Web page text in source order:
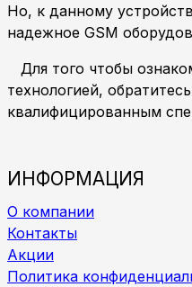
Но, к данному
надежное GSM
Для того чтобы
технологией,
квалифицированным
ИНФОРМАЦИЯ
О компании
Контакты
Акции
Политика